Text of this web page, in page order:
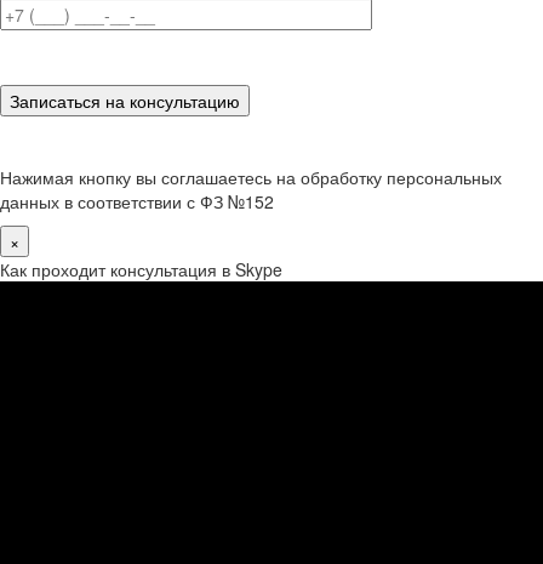
Нажимая кнопку вы соглашаетесь на обработку персональных
данных в соответствии с ФЗ №152
×
Как проходит консультация в Skype